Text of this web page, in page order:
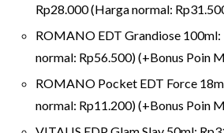
Rp28.000 (Harga normal:
ROMANO EDT Grandiose
normal: Rp56.500) (+Bonus Poin
ROMANO Pocket EDT Force
normal: Rp11.200) (+Bonus Poin